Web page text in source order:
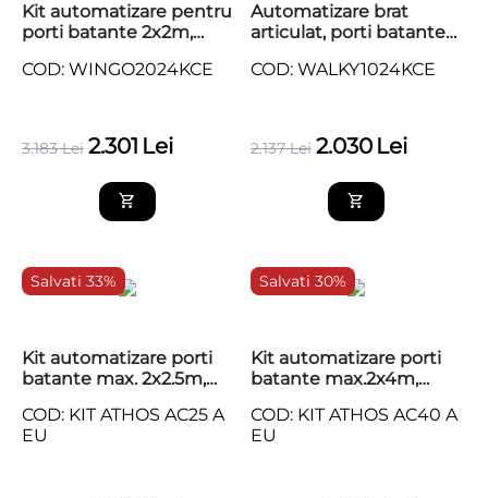
Kit automatizare pentru
porti batante 2x2m,
COD: WINGO2024KCE
3.183 Lei 2.301 Lei
Automatizare brat
articulat, porti batante
WALKY1024KCE
COD: WALKY1024KCE
2.137 Lei 2.030 Lei
Salvati 33%
Kit automatizare porti
batante max. 2x2.5m,
COD: KIT ATHOS AC25 A
EU
Salvati 30%
Kit automatizare porti
batante max.2x4m,
A
COD: KIT ATHOS AC40 A
EU